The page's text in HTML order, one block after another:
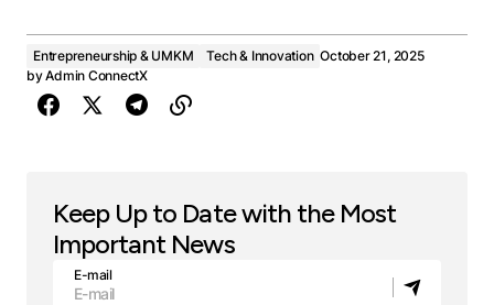
Entrepreneurship & UMKM Tech & Innovation October 21, 2025
byAdmin ConnectX
Keep Up to Date with the Most
Important News
E-mail